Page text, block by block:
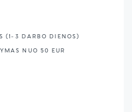
(1-3 DARBO DIENOS)
NUO 50 EUR